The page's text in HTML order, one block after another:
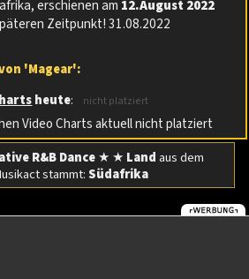
erschienen am 12.August 2022
Zeitpunkt! 31.08.2022
'Magear':
heute: nicht platziert
Video Charts aktuell nicht platziert
R&B Dance★ ★ Landaus dem
stammt:Südafrika